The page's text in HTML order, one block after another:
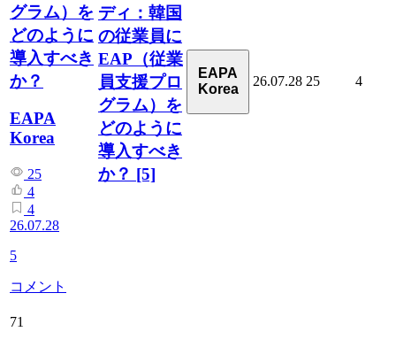
グラム）を
どのように
導入すべき
か？
EAPA
Korea
25
4
4
26.07.28
5
コメント
ディ：韓国
の従業員に
EAP（従業
員支援プロ
グラム）を
どのように
導入すべき
か？ [5]
EAPA
Korea
26.07.28 25 4
71